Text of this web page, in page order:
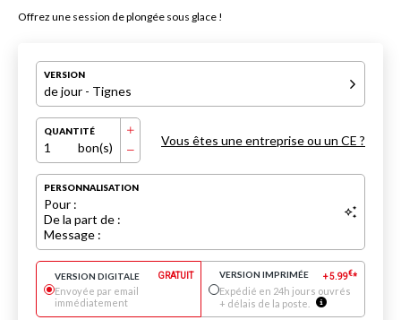
Offrez une session de plongée sous glace !
VERSION
de jour - Tignes
QUANTITÉ
1 bon(s) Vous êtes une entreprise ou un CE ?
PERSONNALISATION
Pour :
De la part de :
Message :
VERSION DIGITALE GRATUIT
Envoyée par email
immédiatement
VERSION IMPRIMÉE +5.99€*
Expédié en 24h jours ouvrés
+ délais de la poste.